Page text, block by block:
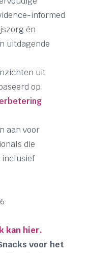
informed
én
uitdagende
uit
op
aan voor
die
inclusief
kan hier.
voor het